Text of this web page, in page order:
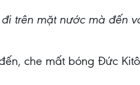
trên mặt nước mà đến
che mất bóng Đức